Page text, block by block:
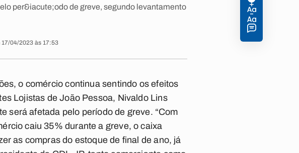
per&iacute;odo de greve, segundo levantamento
04/2023 às 17:53
o comércio continua sentindo os efeitos
Lojistas de João Pessoa, Nivaldo Lins
será afetada pelo período de greve. “Com
caiu 35% durante a greve, o caixa
as compras do estoque de final de ano, já